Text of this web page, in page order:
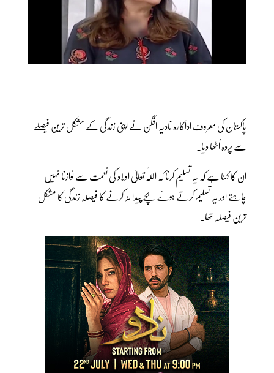
پاکستان کی معروف اداکارہ نادیہ افگن نے اپنی زندگی کے مشکل ترین فیصلے
سے پردہ اُٹھا دیا۔
ان کا کہنا ہے کہ یہ تسلیم کرنا کہ اللّٰہ تعالیٰ اولاد کی نعمت سے نوازنا نہیں
چاہتے اور یہ تسلیم کرتے ہوئے بچے پیدا نہ کرنے کا فیصلہ زندگی کا مشکل
ترین فیصلہ تھا۔